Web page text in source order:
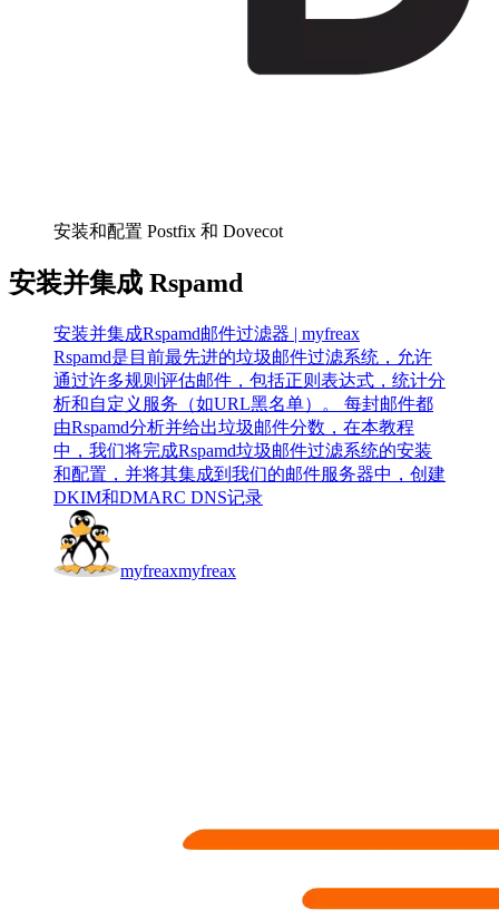
安装和配置 Postfix 和 Dovecot
安装并集成 Rspamd
安装并集成Rspamd邮件过滤器 | myfreax
Rspamd是目前最先进的垃圾邮件过滤系统，允许
通过许多规则评估邮件，包括正则表达式，统计分
析和自定义服务（如URL黑名单）。 每封邮件都
由Rspamd分析并给出垃圾邮件分数，在本教程
中，我们将完成Rspamd垃圾邮件过滤系统的安装
和配置，并将其集成到我们的邮件服务器中，创建
DKIM和DMARC DNS记录
myfreaxmyfreax